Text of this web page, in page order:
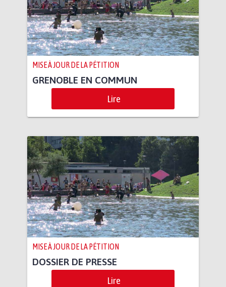
MISE À JOUR DE LA PÉTITION
GRENOBLE EN COMMUN
Lire
MISE À JOUR DE LA PÉTITION
DOSSIER DE PRESSE
Lire